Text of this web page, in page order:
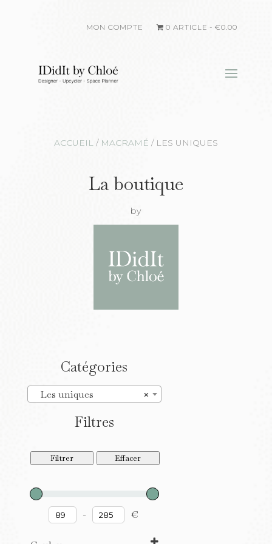
MON COMPTE 0 ARTICLE €0.00
ACCUEIL/ MACRAMÉ / LES UNIQUES
La boutique
by
Catégories
×
Les uniques
Filtres
Filtrer Effacer
- €